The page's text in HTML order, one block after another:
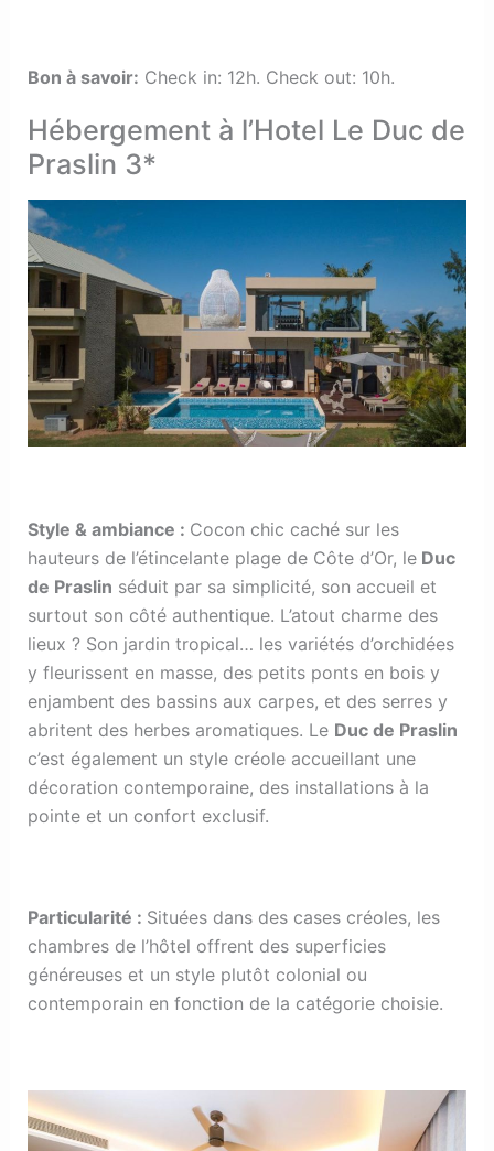
Bon à savoir: Check in: 12h. Check out: 10h.
Hébergement à l’Hotel Le Duc de
Praslin 3*
Style & ambiance : Cocon chic caché sur les
hauteurs de l’étincelante plage de Côte d’Or, leDuc
de Praslin séduit par sa simplicité, son accueil et
surtout son côté authentique. L’atout charme des
lieux ? Son jardin tropical… les variétés d’orchidées
y fleurissent en masse, des petits ponts en bois y
enjambent des bassins aux carpes, et des serres y
abritent des herbes aromatiques. Le Duc de Praslin
c’est également un style créole accueillant une
décoration contemporaine, des installations à la
pointe et un confort exclusif.
Particularité : Situées dans des cases créoles, les
chambres de l’hôtel offrent des superficies
généreuses et un style plutôt colonial ou
contemporain en fonction de la catégorie choisie.